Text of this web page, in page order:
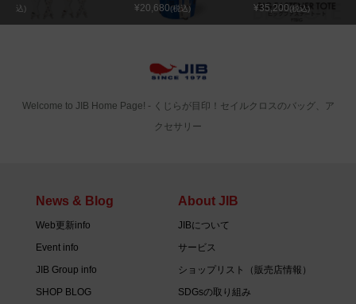
込)
¥20,680(税込) ¥35,200(税込)
Welcome to JIB Home Page! ‐ くじらが目印！セイルクロスのバッグ、ア
クセサリー
News & Blog
Web更新info
Event info
JIB Group info
SHOP BLOG
About JIB
JIBについて
サービス
ショップリスト（販売店情報）
SDGsの取り組み